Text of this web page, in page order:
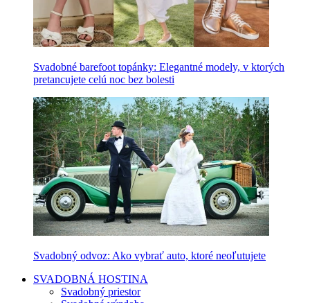
Svadobné barefoot topánky: Elegantné modely, v ktorých
pretancujete celú noc bez bolesti
Svadobný odvoz: Ako vybrať auto, ktoré neoľutujete
SVADOBNÁ HOSTINA
Svadobný priestor